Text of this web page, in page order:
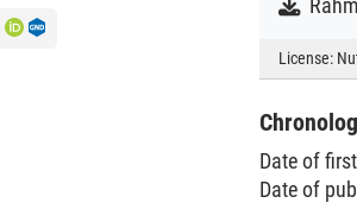
License:
Date of
Date of